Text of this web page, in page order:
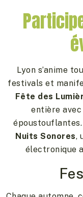
Lyon s’anime
festivals et
Fête des
entière
époustouflantes.
Nuits Sonores,
électronique